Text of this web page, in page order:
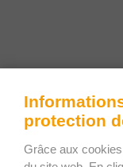
protection
Grâce aux